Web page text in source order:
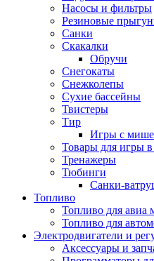
Насосы и фильтры
Резиновые
Санки
Скакалки
Обручи
Снегокаты
Снежколепы
Сухие бассейны
Твистеры
Тир
Игры с
Товары для игры
Тренажеры
Тюбинги
Санки-
Топливо
Топливо для авиа
Топливо для
Электродвигатели и
Аксессуары и